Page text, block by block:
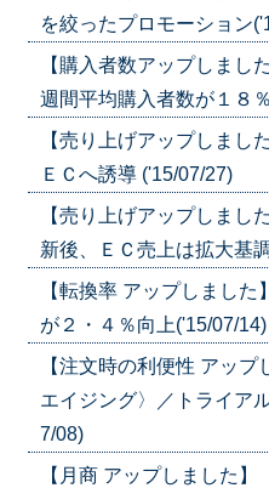
を絞ったプロモーション
【購入者数アップしまし
週間平均購入者数が１８
【売り上げアップしまし
ＥＣへ誘導 ('15/07/27)
【売り上げアップしまし
新後、ＥＣ売上は拡大基
【転換率 アップしまし
が２・４％向上('15/07/14)
【注文時の利便性 アッ
エイジング〉／トライア
7/08)
【月商 アップしました